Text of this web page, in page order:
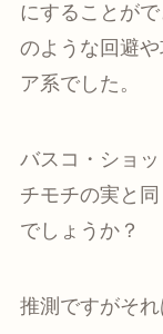
にすることが
のような回避
ア系でした。
バスコ・ショ
チモチの実と
でしょうか？
推測ですがそれ